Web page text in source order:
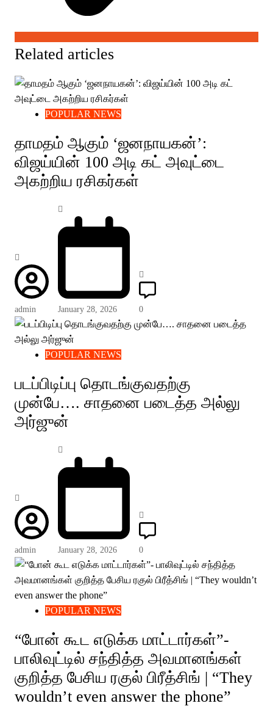
Related articles
POPULAR NEWS
தாமதம் ஆகும் ‘ஜனநாயகன்’:
விஜய்யின் 100 அடி கட் அவுட்டை
அகற்றிய ரசிகர்கள்
admin January 28, 2026 0
POPULAR NEWS
படப்பிடிப்பு தொடங்குவதற்கு
முன்பே…. சாதனை படைத்த அல்லு
அர்ஜுன்
admin January 28, 2026 0
POPULAR NEWS
“போன் கூட எடுக்க மாட்டார்கள்”-
பாலிவுட்டில் சந்தித்த அவமானங்கள்
குறித்த பேசிய ரகுல் பிரீத்சிங் | “They
wouldn’t even answer the phone”